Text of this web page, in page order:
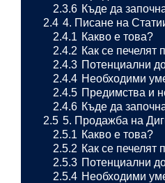
2.3.6 Къде да
2.4 4. Писане на
2.4.1 Какво е това?
2.4.2 Как се печелят
2.4.3 Потенциални
2.4.4 Необходими
2.4.5 Предимства и
2.4.6 Къде да
2.5 5. Продажба на
2.5.1 Какво е това?
2.5.2 Как се печелят
2.5.3 Потенциални
2.5.4 Необходими